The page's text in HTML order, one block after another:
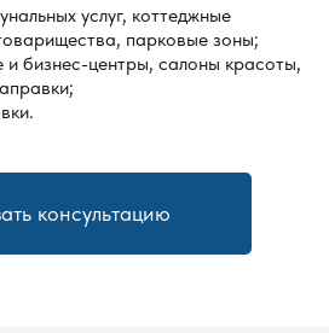
услуг, коттеджные
парковые зоны;
бизнес-центры, салоны красоты,
консультацию